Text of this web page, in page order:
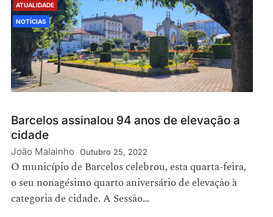
ATUALIDADE
NOTÍCIAS
Barcelos assinalou 94 anos de elevação a
cidade
João Malainho Outubro 25, 2022
O município de Barcelos celebrou, esta quarta-feira,
o seu nonagésimo quarto aniversário de elevação à
categoria de cidade. A Sessão…